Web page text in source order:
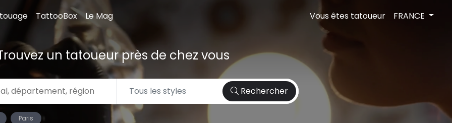
TattooBox Le Mag Vous êtes tatoueur FRANCE
un tatoueur près de chez vous
Rechercher
Paris